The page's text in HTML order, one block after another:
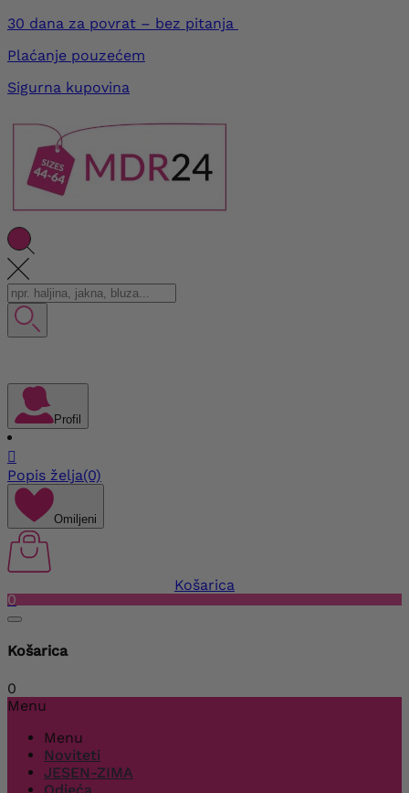
30 dana za povrat – bez pitanja
Plaćanje pouzećem
Sigurna kupovina
Profil

Popis želja(0)
Omiljeni
Košarica
0
Košarica
0
Menu
Menu
Noviteti
JESEN-ZIMA
Odjeća